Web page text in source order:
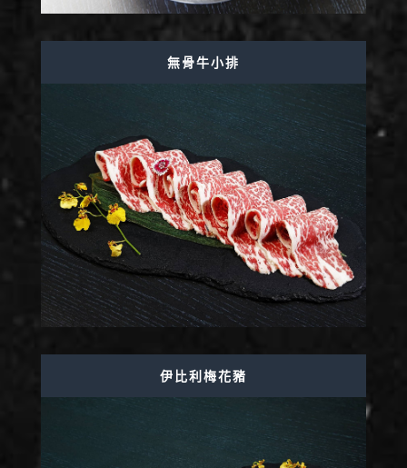
無骨牛小排
伊比利梅花豬